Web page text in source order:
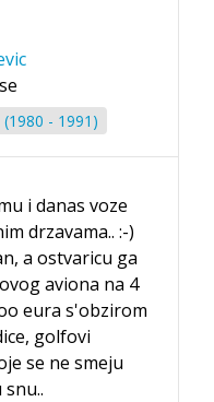
- 1991)
i danas voze
drzavama.. :-)
a ostvaricu ga
aviona na 4
eura s'obzirom
golfovi
se ne smeju